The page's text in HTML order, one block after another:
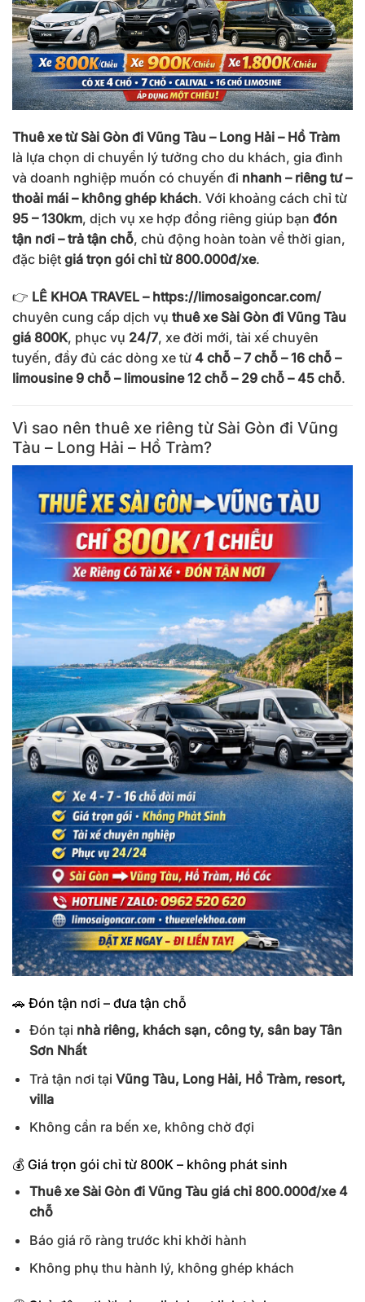
Thuê xe từ Sài Gòn đi Vũng Tàu – Long Hải – Hồ Tràm
là lựa chọn di chuyển lý tưởng cho du khách, gia đình
và doanh nghiệp muốn có chuyến đi nhanh – riêng tư –
thoải mái – không ghép khách. Với khoảng cách chỉ từ
95 – 130km, dịch vụ xe hợp đồng riêng giúp bạn đón
tận nơi – trả tận chỗ, chủ động hoàn toàn về thời gian,
đặc biệt giá trọn gói chỉ từ 800.000đ/xe.
👉 LÊ KHOA TRAVEL – https://limosaigoncar.com/
chuyên cung cấp dịch vụ thuê xe Sài Gòn đi Vũng Tàu
giá 800K, phục vụ 24/7, xe đời mới, tài xế chuyên
tuyến, đầy đủ các dòng xe từ 4 chỗ – 7 chỗ – 16 chỗ –
limousine 9 chỗ – limousine 12 chỗ – 29 chỗ – 45 chỗ.
Vì sao nên thuê xe riêng từ Sài Gòn đi Vũng
Tàu – Long Hải – Hồ Tràm?
🚗 Đón tận nơi – đưa tận chỗ
Đón tại nhà riêng, khách sạn, công ty, sân bay Tân
Sơn Nhất
Trả tận nơi tại Vũng Tàu, Long Hải, Hồ Tràm, resort,
villa
Không cần ra bến xe, không chờ đợi
💰 Giá trọn gói chỉ từ 800K – không phát sinh
Thuê xe Sài Gòn đi Vũng Tàu giá chỉ 800.000đ/xe 4
chỗ
Báo giá rõ ràng trước khi khởi hành
Không phụ thu hành lý, không ghép khách